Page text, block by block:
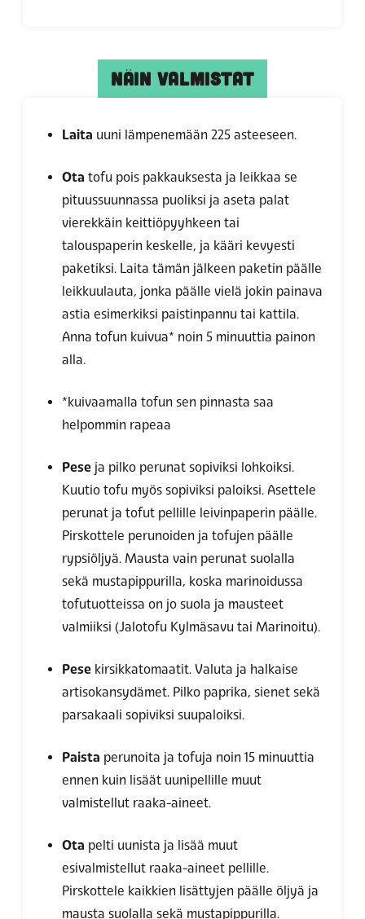
NÄIN VALMISTAT
Laita uuni lämpenemään 225 asteeseen.
Ota tofu pois pakkauksesta ja leikkaa se
pituussuunnassa puoliksi ja aseta palat
vierekkäin keittiöpyyhkeen tai
talouspaperin keskelle, ja kääri kevyesti
paketiksi. Laita tämän jälkeen paketin päälle
leikkuulauta, jonka päälle vielä jokin painava
astia esimerkiksi paistinpannu tai kattila.
Anna tofun kuivua* noin 5 minuuttia painon
alla.
*kuivaamalla tofun sen pinnasta saa
helpommin rapeaa
Pese ja pilko perunat sopiviksi lohkoiksi.
Kuutio tofu myös sopiviksi paloiksi. Asettele
perunat ja tofut pellille leivinpaperin päälle.
Pirskottele perunoiden ja tofujen päälle
rypsiöljyä. Mausta vain perunat suolalla
sekä mustapippurilla, koska marinoidussa
tofutuotteissa on jo suola ja mausteet
valmiiksi (Jalotofu Kylmäsavu tai Marinoitu).
Pese kirsikkatomaatit. Valuta ja halkaise
artisokansydämet. Pilko paprika, sienet sekä
parsakaali sopiviksi suupaloiksi.
Paista perunoita ja tofuja noin 15 minuuttia
ennen kuin lisäät uunipellille muut
valmistellut raaka-aineet.
Ota pelti uunista ja lisää muut
esivalmistellut raaka-aineet pellille.
Pirskottele kaikkien lisättyjen päälle öljyä ja
mausta suolalla sekä mustapippurilla.